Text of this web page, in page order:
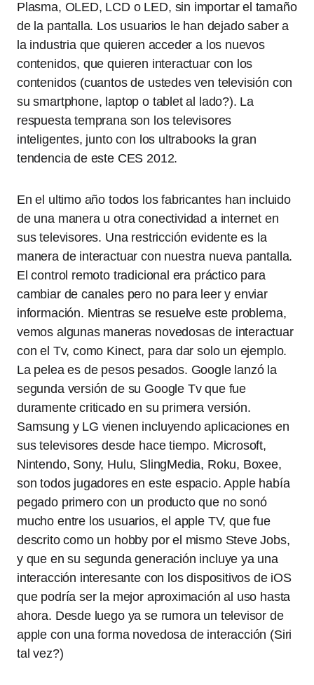
Plasma, OLED, LCD o LED, sin importar el tamaño
de la pantalla. Los usuarios le han dejado saber a
la industria que quieren acceder a los nuevos
contenidos, que quieren interactuar con los
contenidos (cuantos de ustedes ven televisión con
su smartphone, laptop o tablet al lado?). La
respuesta temprana son los televisores
inteligentes, junto con los ultrabooks la gran
tendencia de este CES 2012.
En el ultimo año todos los fabricantes han incluido
de una manera u otra conectividad a internet en
sus televisores. Una restricción evidente es la
manera de interactuar con nuestra nueva pantalla.
El control remoto tradicional era práctico para
cambiar de canales pero no para leer y enviar
información. Mientras se resuelve este problema,
vemos algunas maneras novedosas de interactuar
con el Tv, como Kinect, para dar solo un ejemplo.
La pelea es de pesos pesados. Google lanzó la
segunda versión de su Google Tv que fue
duramente criticado en su primera versión.
Samsung y LG vienen incluyendo aplicaciones en
sus televisores desde hace tiempo. Microsoft,
Nintendo, Sony, Hulu, SlingMedia, Roku, Boxee,
son todos jugadores en este espacio. Apple había
pegado primero con un producto que no sonó
mucho entre los usuarios, el apple TV, que fue
descrito como un hobby por el mismo Steve Jobs,
y que en su segunda generación incluye ya una
interacción interesante con los dispositivos de iOS
que podría ser la mejor aproximación al uso hasta
ahora. Desde luego ya se rumora un televisor de
apple con una forma novedosa de interacción (Siri
tal vez?)